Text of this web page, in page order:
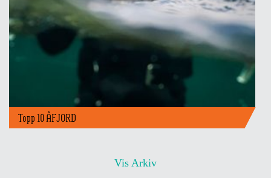
Topp 10 ÅFJORD
Vis Arkiv